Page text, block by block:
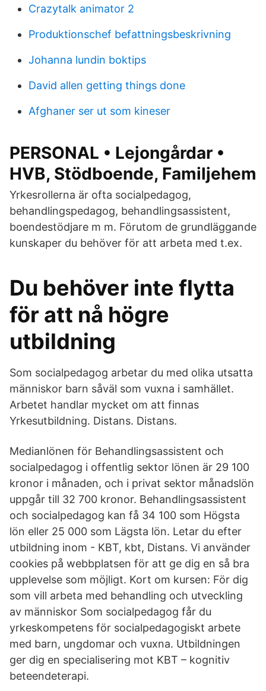
Crazytalk animator 2
Produktionschef befattningsbeskrivning
Johanna lundin boktips
David allen getting things done
Afghaner ser ut som kineser
PERSONAL • Lejongårdar •
HVB, Stödboende, Familjehem
Yrkesrollerna är ofta socialpedagog,
behandlingspedagog, behandlingsassistent,
boendestödjare m m. Förutom de grundläggande
kunskaper du behöver för att arbeta med t.ex.
Du behöver inte flytta
för att nå högre
utbildning
Som socialpedagog arbetar du med olika utsatta
människor barn såväl som vuxna i samhället.
Arbetet handlar mycket om att finnas
Yrkesutbildning. Distans. Distans.
Medianlönen för Behandlingsassistent och
socialpedagog i offentlig sektor lönen är 29 100
kronor i månaden, och i privat sektor månadslön
uppgår till 32 700 kronor. Behandlingsassistent
och socialpedagog kan få 34 100 som Högsta
lön eller 25 000 som Lägsta lön. Letar du efter
utbildning inom - KBT, kbt, Distans. Vi använder
cookies på webbplatsen för att ge dig en så bra
upplevelse som möjligt. Kort om kursen: För dig
som vill arbeta med behandling och utveckling
av människor Som socialpedagog får du
yrkeskompetens för socialpedagogiskt arbete
med barn, ungdomar och vuxna. Utbildningen
ger dig en specialisering mot KBT – kognitiv
beteendeterapi.